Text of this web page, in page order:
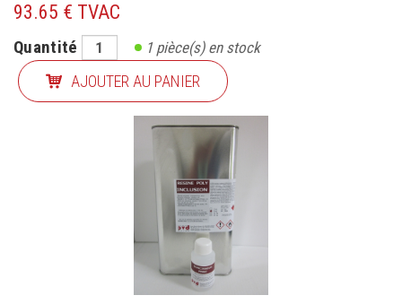
93.65 € TVAC
Quantité 1pièce(s) en stock
AJOUTER AU PANIER